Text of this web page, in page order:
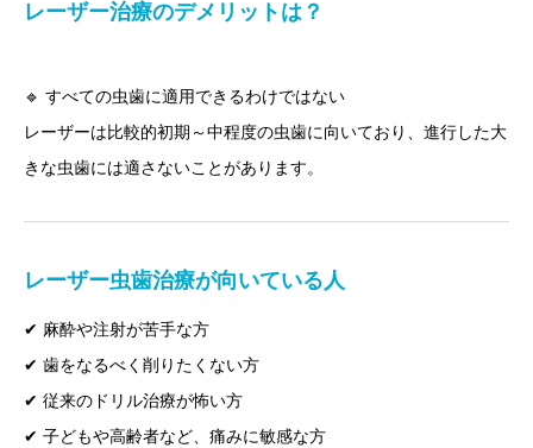
レーザー治療のデメリットは？
🔹 すべての虫歯に適用できるわけではない
レーザーは比較的初期～中程度の虫歯に向いており、進行した大
きな虫歯には適さないことがあります。
レーザー虫歯治療が向いている人
✔ 麻酔や注射が苦手な方
✔ 歯をなるべく削りたくない方
✔ 従来のドリル治療が怖い方
✔ 子どもや高齢者など、痛みに敏感な方